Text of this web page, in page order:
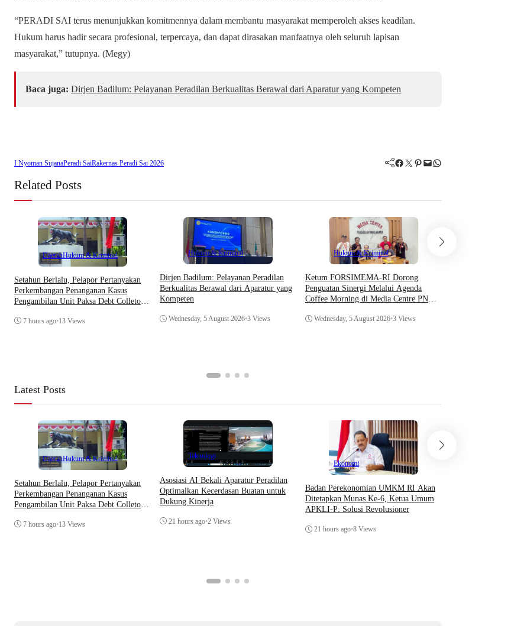
“PERADI SAI terus menunjukkan komitmennya dalam membantu masyarakat memperoleh akses keadilan.
Hukum harus hadir secara profesional, terpercaya, dan dapat dirasakan manfaatnya oleh seluruh lapisan
masyarakat,” tutupnya. (Megy)
Baca juga: Dirjen Badilum: Pelayanan Peradilan Berkualitas Berawal dari Aparatur yang Kompeten
I Nyoman SujanaPeradi SaiRakernas Peradi Sai 2026 Facebook Twitter Pinterest Mail WhatsApp
Related Posts
DaerahHukum & Kriminal
Setahun Berlalu, Pelapor Pertanyakan
Perkembangan Penanganan Kasus
Pengambilan Unit Paksa Debt Colletor
7 hours ago•13 Views
Hukum & Kriminal
Dirjen Badilum: Pelayanan Peradilan
Berkualitas Berawal dari Aparatur yang
Kompeten
Wednesday, 5 August 2026•3 Views
Hukum & Kriminal
​Ketum FORSIMEMA-RI Dorong
Penguatan Sinergi Melalui Agenda
Coffee Morning di Media Centre PN
Wednesday, 5 August 2026•3 Views
Latest Posts
DaerahHukum & Kriminal
Setahun Berlalu, Pelapor Pertanyakan
Perkembangan Penanganan Kasus
Pengambilan Unit Paksa Debt Colletor
7 hours ago•13 Views
Teknologi
Asosiasi AI Bekali Aparatur Peradilan
Optimalkan Kecerdasan Buatan untuk
Dukung Kinerja
21 hours ago•2 Views
Ekonomi
Badan Perekonomian UMKM RI Akan
Ditetapkan Munas Ke-6, Ketua Umum
APKLI-P: Solusi Revolusioner
21 hours ago•8 Views